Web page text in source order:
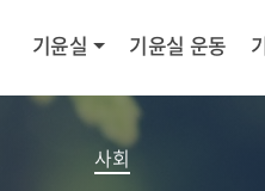
기윤실 기윤실 운동
사회